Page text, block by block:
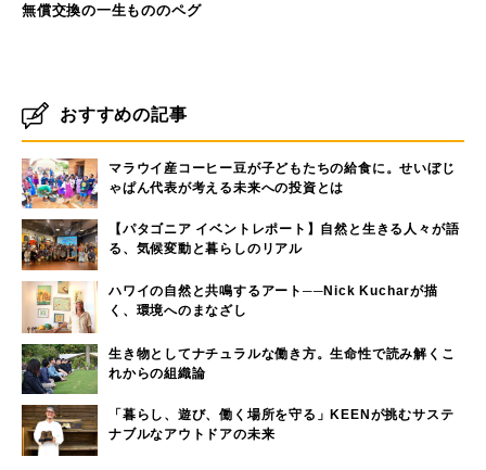
無償交換の一生もののペグ
おすすめの記事
マラウイ産コーヒー豆が子どもたちの給食に。せいぼじ
ゃぱん代表が考える未来への投資とは
【パタゴニア イベントレポート】自然と生きる人々が語
る、気候変動と暮らしのリアル
ハワイの自然と共鳴するアート──Nick Kucharが描
く、環境へのまなざし
生き物としてナチュラルな働き方。生命性で読み解くこ
れからの組織論
「暮らし、遊び、働く場所を守る」KEENが挑むサステ
ナブルなアウトドアの未来